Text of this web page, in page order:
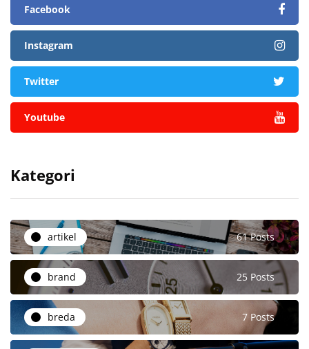
Facebook
Instagram
Twitter
Youtube
Kategori
artikel 61 Posts
brand 25 Posts
breda 7 Posts